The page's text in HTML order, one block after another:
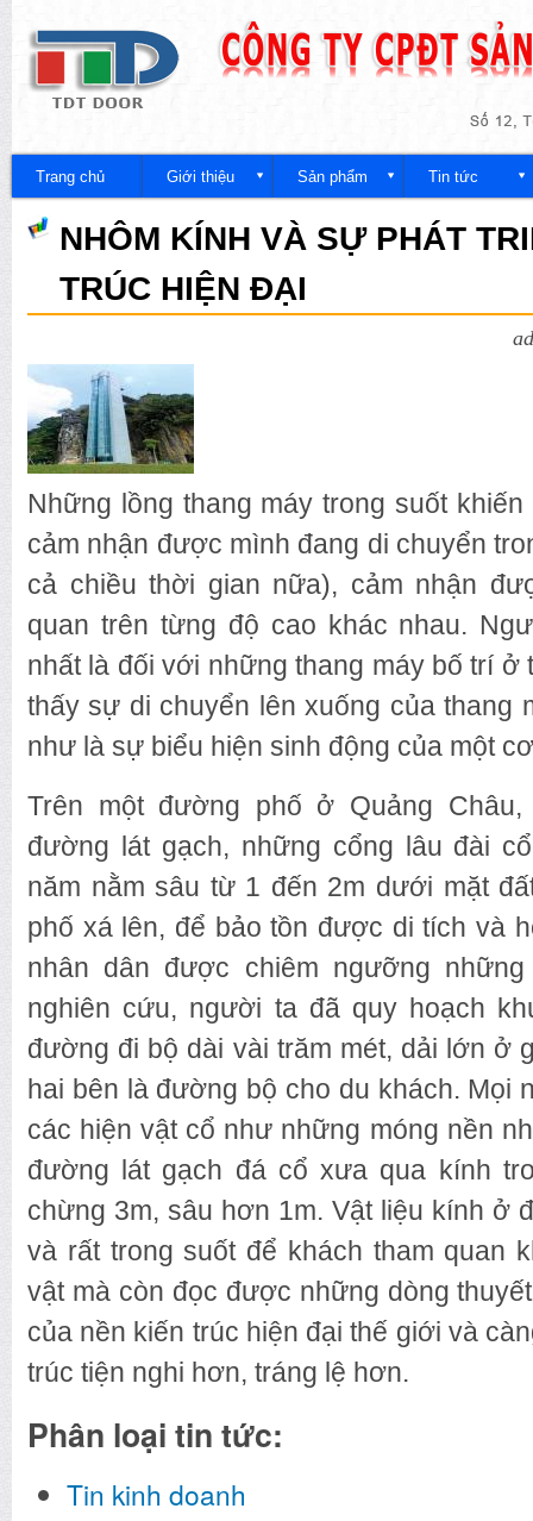
nội
Công
ty
Trang chủ Giới thiệu Sản phẩm Tin tức
NHÔM KÍNH VÀ SỰ PHÁT
TRÚC HIỆN ĐẠI
Những lồng thang máy trong suốt
cảm nhận được mình đang di chuyển
cả chiều thời gian nữa), cảm nhận
quan trên từng độ cao khác nhau.
nhất là đối với những thang máy bố trí
thấy sự di chuyển lên xuống của thang
như là sự biểu hiện sinh động của một
Trên một đường phố ở Quảng
đường lát gạch, những cổng lâu đài
năm nằm sâu từ 1 đến 2m dưới mặt
phố xá lên, để bảo tồn được di tích và
nhân dân được chiêm ngưỡng
nghiên cứu, người ta đã quy hoạch
đường đi bộ dài vài trăm mét, dải lớn ở
hai bên là đường bộ cho du khách. Mọi
các hiện vật cổ như những móng nền
đường lát gạch đá cổ xưa qua kính
chừng 3m, sâu hơn 1m. Vật liệu kính ở
và rất trong suốt để khách tham quan
vật mà còn đọc được những dòng
của nền kiến trúc hiện đại thế giới và
trúc tiện nghi hơn, tráng lệ hơn.
Phân loại tin tức:
Tin kinh doanh